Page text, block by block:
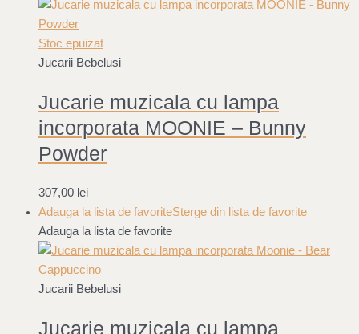
Stoc epuizat
Jucarii Bebelusi
Jucarie muzicala cu lampa
incorporata MOONIE – Bunny
Powder
307,00 lei
Adauga la lista de favoriteSterge din lista de favorite
Adauga la lista de favorite
Jucarii Bebelusi
Jucarie muzicala cu lampa